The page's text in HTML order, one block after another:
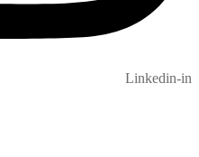
Linkedin-in